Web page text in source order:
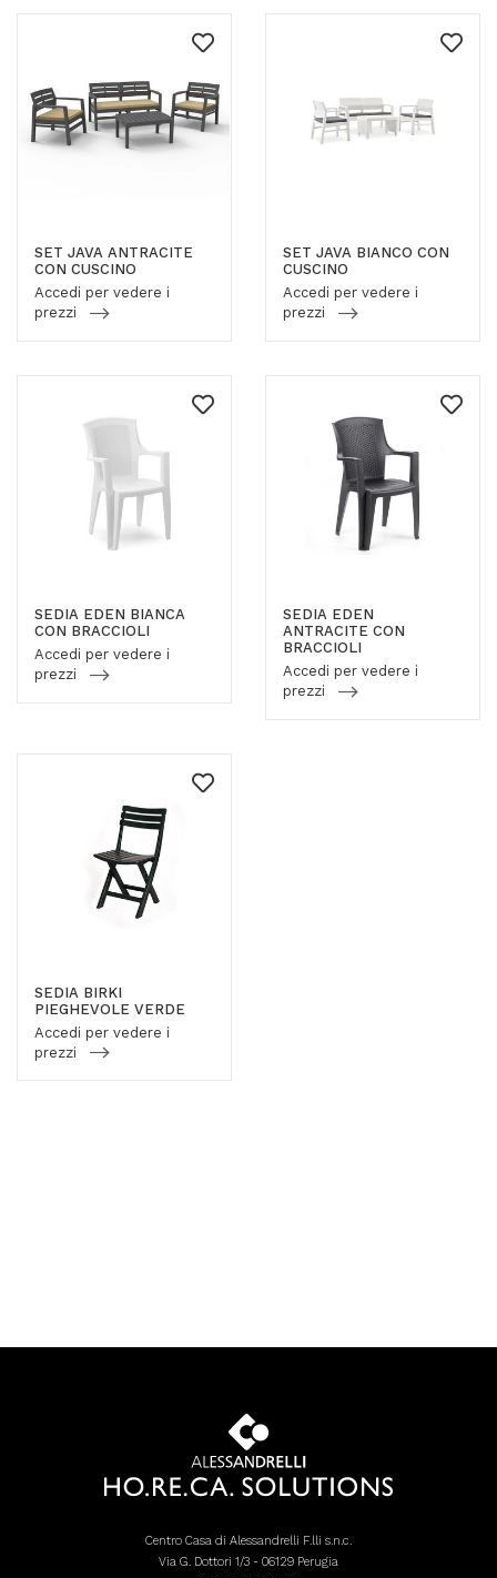
SET JAVA ANTRACITE
CON CUSCINO
Accedi per vedere i
prezzi
SET JAVA BIANCO CON
CUSCINO
Accedi per vedere i
prezzi
SEDIA EDEN BIANCA
CON BRACCIOLI
Accedi per vedere i
prezzi
SEDIA EDEN
ANTRACITE CON
BRACCIOLI
Accedi per vedere i
prezzi
SEDIA BIRKI
PIEGHEVOLE VERDE
Accedi per vedere i
prezzi
Centro Casa di Alessandrelli F.lli s.n.c.
Via G. Dottori 1/3 - 06129 Perugia